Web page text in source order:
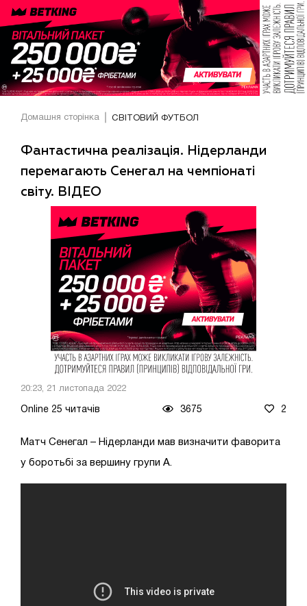
Домашня сторінка СВІТОВИЙ ФУТБОЛ
Фантастична реалізація. Нідерланди
перемагають Сенегал на чемпіонаті
світу. ВІДЕО
20:23, 21 листопада 2022
Online 25 читачів 3675 2
Матч Сенегал – Нідерланди мав визначити фаворита
у боротьбі за вершину групи А.